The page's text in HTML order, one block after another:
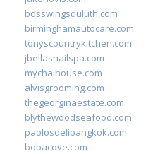
bosswingsduluth.com
birminghamautocare.com
tonyscountrykitchen.com
jbellasnailspa.com
mychaihouse.com
alvisgrooming.com
thegeorginaestate.com
blythewoodseafood.com
paolosdelibangkok.com
bobacove.com